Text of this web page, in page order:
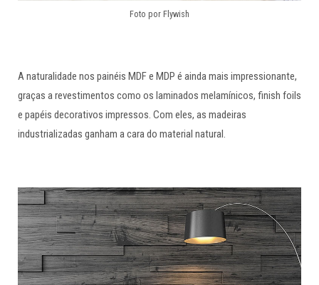
Foto por Flywish
A naturalidade nos painéis MDF e MDP é ainda mais impressionante,
graças a revestimentos como os laminados melamínicos, finish foils
e papéis decorativos impressos. Com eles, as madeiras
industrializadas ganham a cara do material natural.